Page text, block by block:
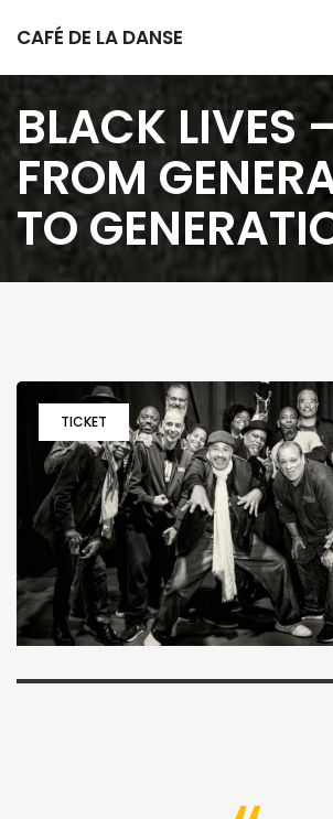
CAFÉ DE LA DANSE
BLACK LIVES
FROM
TO
TICKET